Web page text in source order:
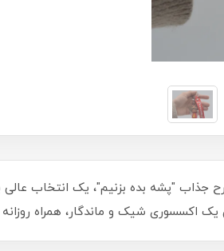
جذاب "پشه بده بزنیم"، یک انتخاب
یک اکسسوری شیک و ماندگار، همراه